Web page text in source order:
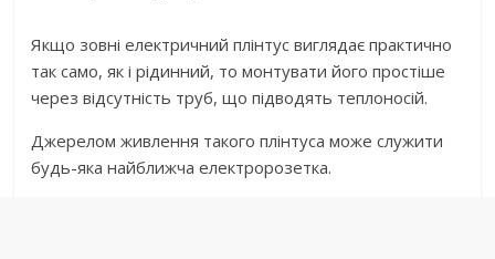
Якщо зовні електричний плінтус виглядає практично
так само, як і рідинний, то монтувати його простіше
через відсутність труб, що підводять теплоносій.
Джерелом живлення такого плінтуса може служити
будь-яка найближча електророзетка.